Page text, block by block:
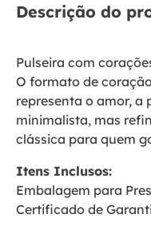
Descrição do
Pulseira com
O formato de
representa o amor, a
minimalista, mas
clássica para quem
Itens Inclusos:
Embalagem para
Certificado de